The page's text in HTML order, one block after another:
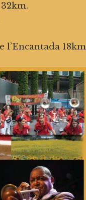
l’Encantada 18km